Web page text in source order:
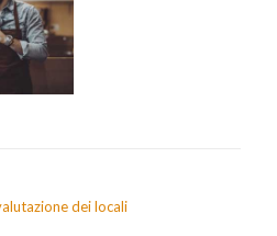
dei locali